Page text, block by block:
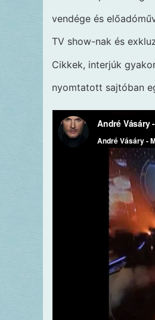
vendége és
TV show-nak és
Cikkek, interjúk
nyomtatott sajtóban